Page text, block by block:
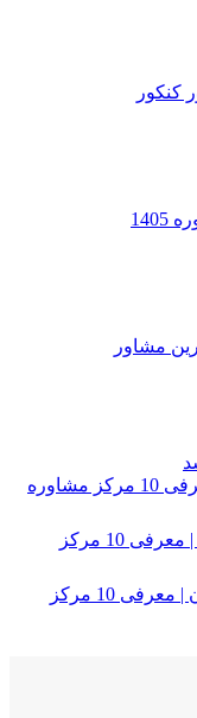
کنکور
مشاور
مشاوره تحصیلی اصفهان | معرفی 10 مرکز مشاوره
مشاوره تحصیلی اصفهان | معرفی 10 مرکز
مشاوره تحصیلی اصفهان | معرفی 10 مرکز